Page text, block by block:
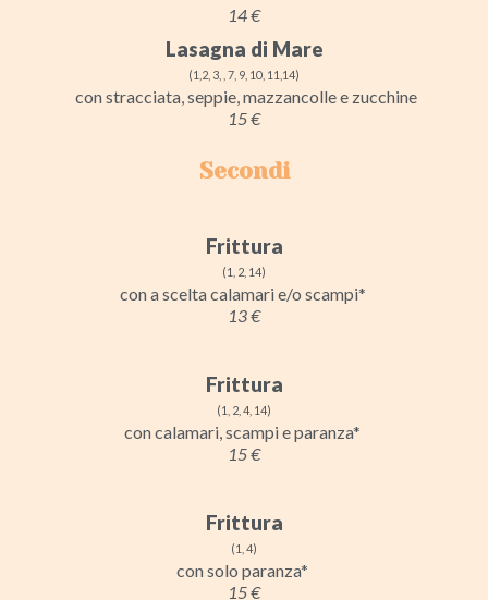
14 €
Lasagna di Mare
(1,2, 3, , 7, 9, 10, 11,14)
con stracciata, seppie, mazzancolle e zucchine
15 €
Secondi
Frittura
(1, 2, 14)
con a scelta calamari e/o scampi*
13 €
Frittura
(1, 2, 4, 14)
con calamari, scampi e paranza*
15 €
Frittura
(1, 4)
con solo paranza*
15 €